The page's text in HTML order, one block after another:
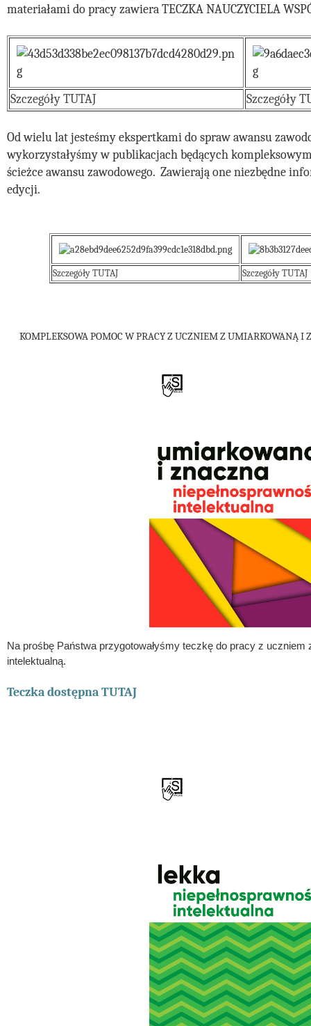
materiałami do pracy zawiera TECZKA NAUCZYCIELA
Szczegóły TUTAJ Szczegóły
Od wielu lat jesteśmy ekspertkami do spraw awansu
wykorzystałyśmy w publikacjach będących
ścieżce awansu zawodowego.  Zawierają one niezbędne
edycji.
Szczegóły TUTAJ Szczegóły TUTAJ
KOMPLEKSOWA POMOC W PRACY Z UCZNIEM Z UMIARKOWANĄ I
Na prośbę Państwa przygotowałyśmy teczkę do pracy z uczniem
intelektualną.
Teczka dostępna TUTAJ